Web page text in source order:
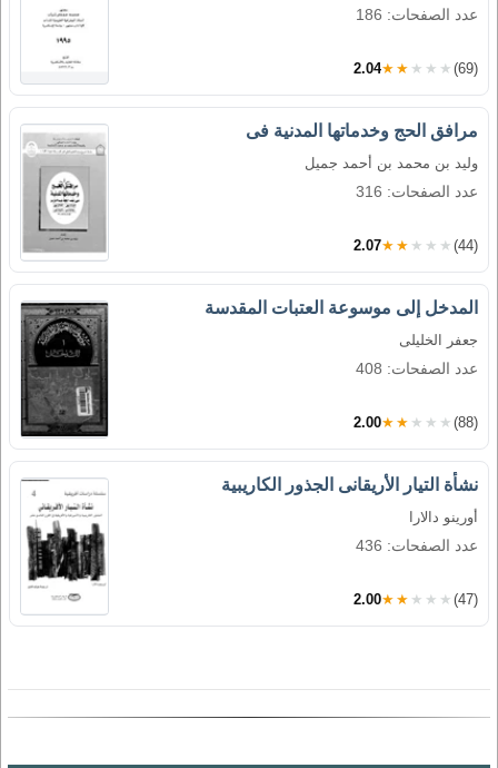
عدد الصفحات: 186
2.04★★★★★ (69)
مرافق الحج وخدماتها المدنية فى
وليد بن محمد بن أحمد جميل
عدد الصفحات: 316
2.07★★★★★ (44)
المدخل إلى موسوعة العتبات المقدسة
جعفر الخليلى
عدد الصفحات: 408
2.00★★★★★ (88)
نشأة التيار الأريقانى الجذور الكاريبية
أورينو دالارا
عدد الصفحات: 436
2.00★★★★★ (47)